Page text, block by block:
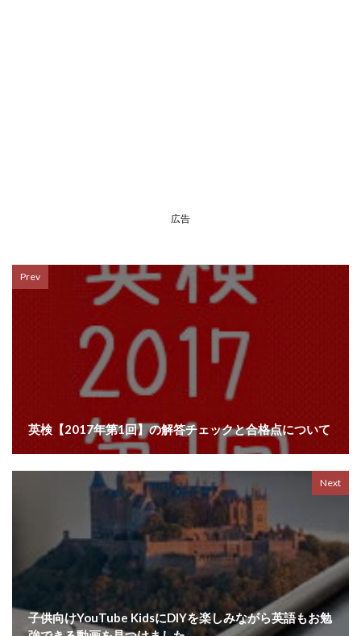
広告
Prev
英検【2017年第1回】の解答チェックと合格点について
Next
子供向けYouTube KidsにDIYを楽しみながら英語もお勉